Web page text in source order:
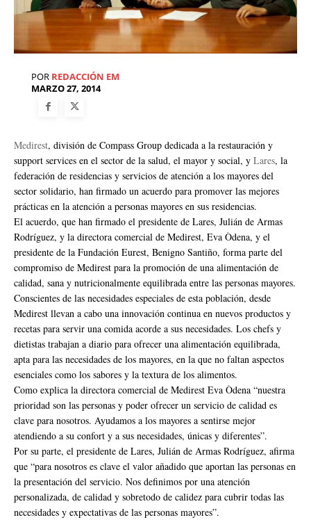
POR REDACCIÓN EM
MARZO 27, 2014
Medirest, división de Compass Group dedicada a la restauración y
support services en el sector de la salud, el mayor y social, y Lares, la
federación de residencias y servicios de atención a los mayores del
sector solidario, han firmado un acuerdo para promover las mejores
prácticas en la atención a personas mayores en sus residencias.
El acuerdo, que han firmado el presidente de Lares, Julián de Armas
Rodríguez, y la directora comercial de Medirest, Eva Òdena, y el
presidente de la Fundación Eurest, Benigno Santiño, forma parte del
compromiso de Medirest para la promoción de una alimentación de
calidad, sana y nutricionalmente equilibrada entre las personas mayores.
Conscientes de las necesidades especiales de esta población, desde
Medirest llevan a cabo una innovación continua en nuevos productos y
recetas para servir una comida acorde a sus necesidades. Los chefs y
dietistas trabajan a diario para ofrecer una alimentación equilibrada,
apta para las necesidades de los mayores, en la que no faltan aspectos
esenciales como los sabores y la textura de los alimentos.
Como explica la directora comercial de Medirest Eva Òdena “nuestra
prioridad son las personas y poder ofrecer un servicio de calidad es
clave para nosotros. Ayudamos a los mayores a sentirse mejor
atendiendo a su confort y a sus necesidades, únicas y diferentes”.
Por su parte, el presidente de Lares, Julián de Armas Rodríguez, afirma
que “para nosotros es clave el valor añadido que aportan las personas en
la presentación del servicio. Nos definimos por una atención
personalizada, de calidad y sobretodo de calidez para cubrir todas las
necesidades y expectativas de las personas mayores”.